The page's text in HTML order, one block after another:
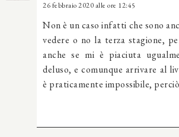
26 febbraio 2020 alle ore 12:45
Non è un caso infatti che sono
vedere o no la terza stagione,
anche se mi è piaciuta
deluso, e comunque arrivare al
è praticamente impossibile,